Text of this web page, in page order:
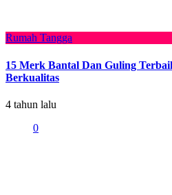
Rumah Tangga
15 Merk Bantal Dan Guling
Berkualitas
4 tahun lalu
0